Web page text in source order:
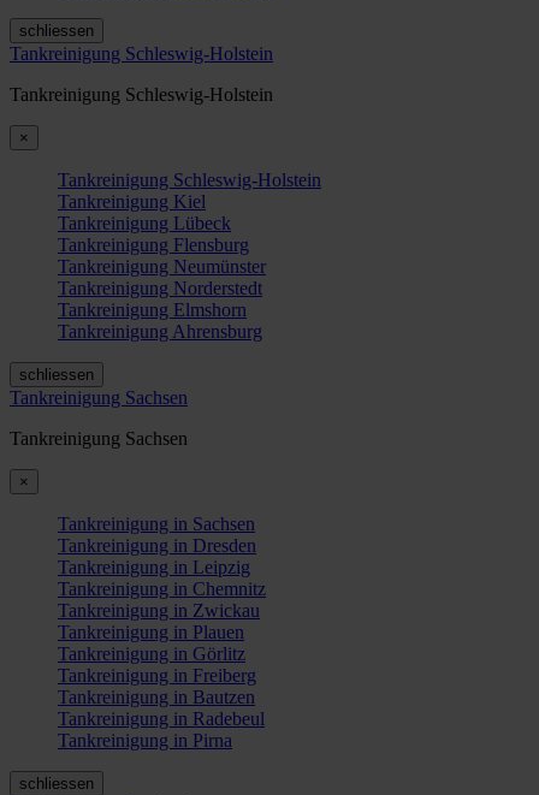
schliessen
Tankreinigung Schleswig-Holstein
Tankreinigung Schleswig-Holstein
×
Tankreinigung Schleswig-Holstein
Tankreinigung Kiel
Tankreinigung Lübeck
Tankreinigung Flensburg
Tankreinigung Neumünster
Tankreinigung Norderstedt
Tankreinigung Elmshorn
Tankreinigung Ahrensburg
schliessen
Tankreinigung Sachsen
Tankreinigung Sachsen
×
Tankreinigung in Sachsen
Tankreinigung in Dresden
Tankreinigung in Leipzig
Tankreinigung in Chemnitz
Tankreinigung in Zwickau
Tankreinigung in Plauen
Tankreinigung in Görlitz
Tankreinigung in Freiberg
Tankreinigung in Bautzen
Tankreinigung in Radebeul
Tankreinigung in Pirna
schliessen